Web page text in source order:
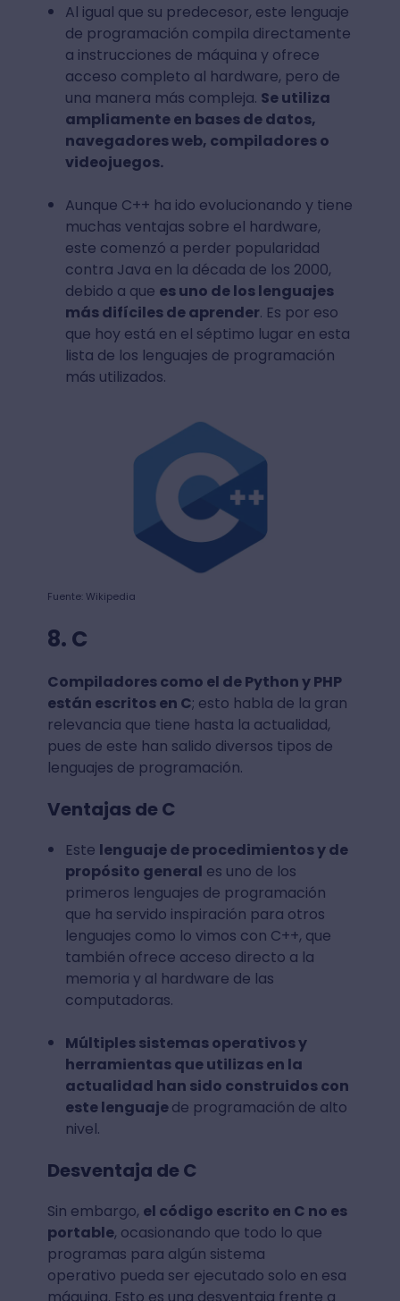
Al igual que su predecesor, este lenguaje
de programación compila directamente
a instrucciones de máquina y ofrece
acceso completo al hardware, pero de
una manera más compleja. Se utiliza
ampliamente en bases de datos,
navegadores web, compiladores o
videojuegos.
Aunque C++ ha ido evolucionando y tiene
muchas ventajas sobre el hardware,
este comenzó a perder popularidad
contra Java en la década de los 2000,
debido a que es uno de los lenguajes
más difíciles de aprender. Es por eso
que hoy está en el séptimo lugar en esta
lista de los lenguajes de programación
más utilizados.
Fuente: Wikipedia
8. C
Compiladores como el de Python y PHP
están escritos en C; esto habla de la gran
relevancia que tiene hasta la actualidad,
pues de este han salido diversos tipos de
lenguajes de programación.
Ventajas de C
Este lenguaje de procedimientos y de
propósito general es uno de los
primeros lenguajes de programación
que ha servido inspiración para otros
lenguajes como lo vimos con C++, que
también ofrece acceso directo a la
memoria y al hardware de las
computadoras.
Múltiples sistemas operativos y
herramientas que utilizas en la
actualidad han sido construidos con
este lenguajede programación de alto
nivel.
Desventaja de C
Sin embargo, el código escrito en C no es
portable, ocasionando que todo lo que
programas para algún sistema
operativo pueda ser ejecutado solo en esa
máquina. Esto es una desventaja frente a